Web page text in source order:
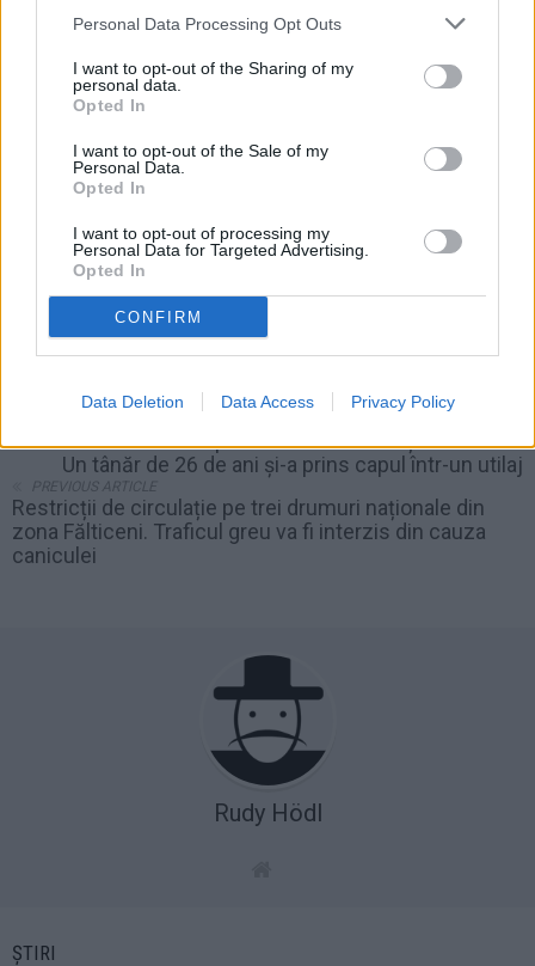
Personal Data Processing Opt Outs
I want to opt-out of the Sharing of my
personal data.
Opted In
I want to opt-out of the Sale of my
Personal Data.
Opted In
I want to opt-out of processing my
Personal Data for Targeted Advertising.
Opted In
CONFIRM
Data Deletion Data Access Privacy Policy
Accident de muncă produs la fabrica de țevi din Baia.
Un tânăr de 26 de ani și-a prins capul într-un utilaj
PREVIOUS ARTICLE
Restricții de circulație pe trei drumuri naționale din
zona Fălticeni. Traficul greu va fi interzis din cauza
caniculei
Rudy Hödl
ȘTIRI